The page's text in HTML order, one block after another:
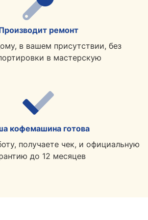
ремонт
в вашем присутствии, без
в мастерскую
кофемашина готова
получаете чек, и официальную
до 12 месяцев